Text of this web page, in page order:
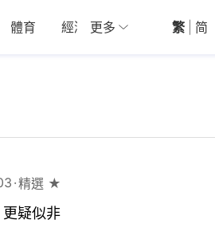
體育 經濟 01深圳 觀點
更多 繁 简
精選 ★
疑似非